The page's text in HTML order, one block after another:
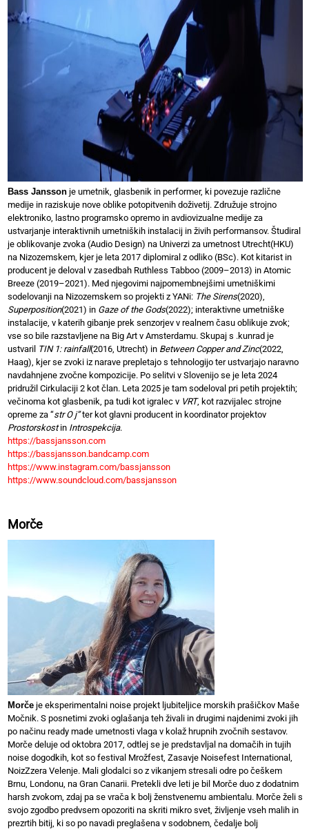
Bass Jansson je umetnik, glasbenik in performer, ki povezuje različne
medije in raziskuje nove oblike potopitvenih doživetij. Združuje strojno
elektroniko, lastno programsko opremo in avdiovizualne medije za
ustvarjanje interaktivnih umetniških instalacij in živih performansov. Študiral
je oblikovanje zvoka (Audio Design) na Univerzi za umetnost Utrecht(HKU)
na Nizozemskem, kjer je leta 2017 diplomiral z odliko (BSc). Kot kitarist in
producent je deloval v zasedbah Ruthless Tabboo (2009–2013) in Atomic
Breeze (2019–2021). Med njegovimi najpomembnejšimi umetniškimi
sodelovanji na Nizozemskem so projekti z YANi: The Sirens(2020),
Superposition(2021) in Gaze of the Gods(2022); interaktivne umetniške
instalacije, v katerih gibanje prek senzorjev v realnem času oblikuje zvok;
vse so bile razstavljene na Big Art v Amsterdamu. Skupaj s .kunrad je
ustvaril TIN 1: rainfall(2016, Utrecht) in Between Copper and Zinc(2022,
Haag), kjer se zvoki iz narave prepletajo s tehnologijo ter ustvarjajo naravno
navdahnjene zvočne kompozicije. Po selitvi v Slovenijo se je leta 2024
pridružil Cirkulaciji 2 kot član. Leta 2025 je tam sodeloval pri petih projektih;
večinoma kot glasbenik, pa tudi kot igralec v VRT, kot razvijalec strojne
opreme za “str O j”ter kot glavni producent in koordinator projektov
Prostorskostin Introspekcija.
https://bassjansson.com
https://bassjansson.bandcamp.com
https://www.instagram.com/bassjansson
https://www.soundcloud.com/bassjansson
Morče
Morče je eksperimentalni noise projekt ljubiteljice morskih prašičkov Maše
Močnik. S posnetimi zvoki oglašanja teh živali in drugimi najdenimi zvoki jih
po načinu ready made umetnosti vlaga v kolaž hrupnih zvočnih sestavov.
Morče deluje od oktobra 2017, odtlej se je predstavljal na domačih in tujih
noise dogodkih, kot so festival Mrožfest, Zasavje Noisefest International,
NoizZzera Velenje. Mali glodalci so z vikanjem stresali odre po češkem
Brnu, Londonu, na Gran Canarii. Pretekli dve leti je bil Morče duo z dodatnim
harsh zvokom, zdaj pa se vrača k bolj ženstvenemu ambientalu. Morče želi s
svojo zgodbo predvsem opozoriti na skriti mikro svet, življenje vseh malih in
prezrtih bitij, ki so po navadi preglašena v sodobnem, čedalje bolj